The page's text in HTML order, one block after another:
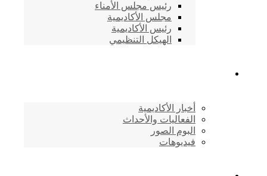
رئيس مجلس الأمناء
مجلس الأكاديمية
رئيس الأكاديمية
الهيكل التنظيمي
أخبار الأكاديمية
الفعاليات والأحداث
البوم الصور
فيديوهات